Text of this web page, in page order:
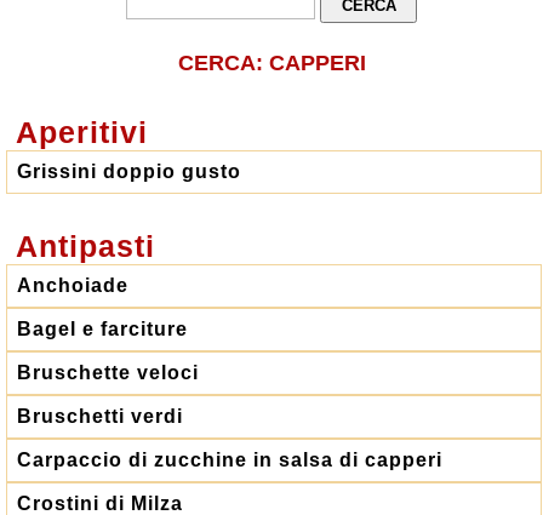
CERCA: CAPPERI
Aperitivi
Grissini doppio gusto
Antipasti
Anchoiade
Bagel e farciture
Bruschette veloci
Bruschetti verdi
Carpaccio di zucchine in salsa di capperi
Crostini di Milza